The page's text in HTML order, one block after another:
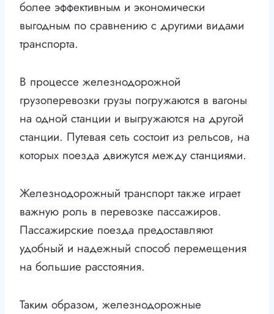
более эффективным и экономически
выгодным по сравнению с другими видами
транспорта.
В процессе железнодорожной
грузоперевозки грузы погружаются в вагоны
на одной станции и выгружаются на другой
станции. Путевая сеть состоит из рельсов, на
которых поезда движутся между станциями.
Железнодорожный транспорт также играет
важную роль в перевозке пассажиров.
Пассажирские поезда предоставляют
удобный и надежный способ перемещения
на большие расстояния.
Таким образом, железнодорожные